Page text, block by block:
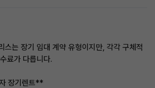
스는 장기 임대 계약 유형이지만, 각각 구체적
료가 다릅니다.
장기렌트**